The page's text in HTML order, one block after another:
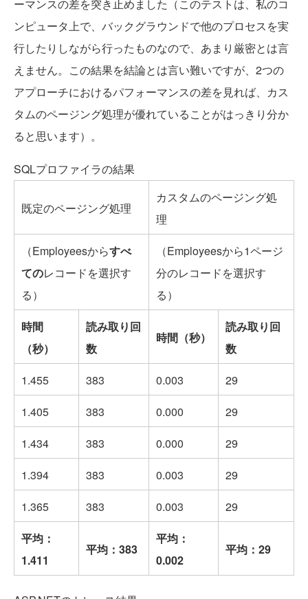
ーマンスの差を突き止めました（このテストは、私のコ
ンピュータ上で、バックグラウンドで他のプロセスを実
行したりしながら行ったものなので、あまり厳密とは言
えません。この結果を結論とは言い難いですが、2つの
アプローチにおけるパフォーマンスの差を見れば、カス
タムのページング処理が優れていることがはっきり分か
ると思います）。
SQLプロファイラの結果
既定のページング処理
カスタムのページング処
理
（Employeesからすべ
てのレコードを選択す
る）
（Employeesから1ページ
分のレコードを選択す
る）
時間
（秒）
読み取り回
数
時間（秒）
読み取り回
数
1.455
383 0.003
29
1.405
383 0.000
29
1.434
383 0.000
29
1.394
383 0.003
29
1.365
383 0.003
29
平均：
1.411
平均：383
平均：
0.002
平均：29